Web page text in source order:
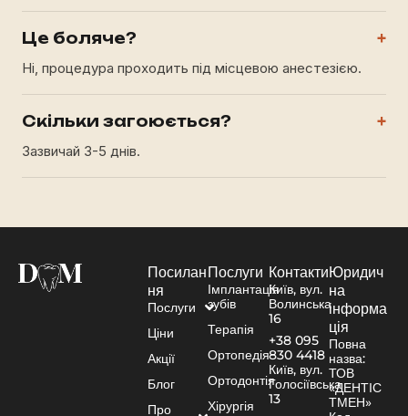
Це боляче? +
Ні, процедура проходить під місцевою анестезією.
Скільки загоюється? +
Зазвичай 3-5 днів.
Посилан
ня
Послуги
Ціни
Акції
Блог
Про
Послуги
Імплантація
зубів
Терапія
Ортопедія
Ортодонтія
Хірургія
Контакти
Київ, вул.
Волинська
16
+38 095
830 4418
Київ, вул.
Голосіївська
13
Юридич
на
інформа
ція
Повна
назва:
ТОВ
«ДЕНТІС
ТМЕН»